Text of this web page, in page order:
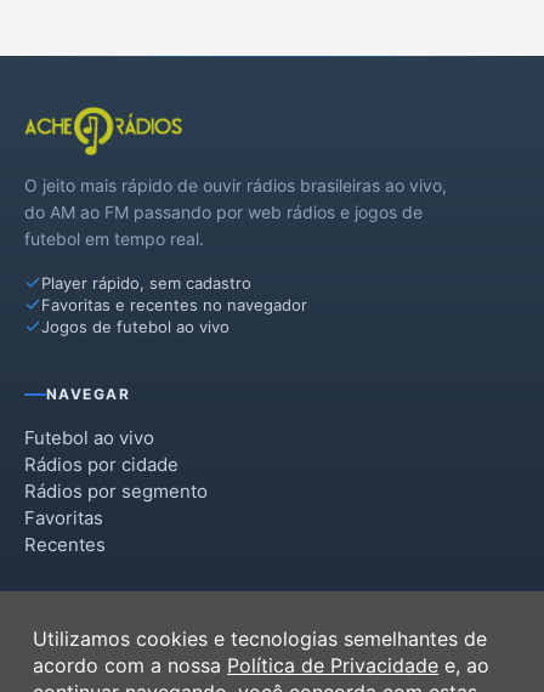
O jeito mais rápido de ouvir rádios brasileiras ao vivo,
do AM ao FM passando por web rádios e jogos de
futebol em tempo real.
Player rápido, sem cadastro
Favoritas e recentes no navegador
Jogos de futebol ao vivo
NAVEGAR
Futebol ao vivo
Rádios por cidade
Rádios por segmento
Favoritas
Recentes
Termos de Uso
Política de Privacidade
Utilizamos cookies e tecnologias semelhantes de
acordo com a nossa Política de Privacidade e, ao